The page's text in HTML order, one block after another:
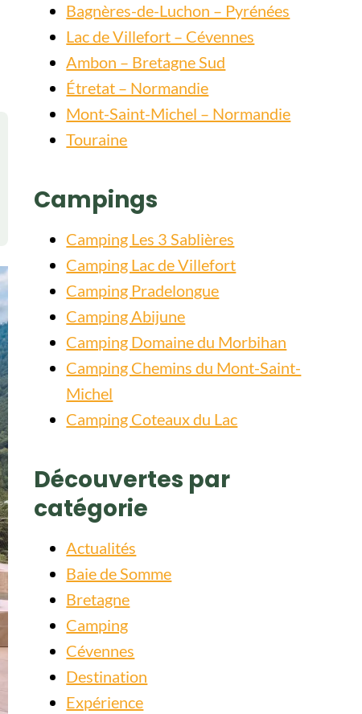
Bagnères-de-Luchon – Pyrénées
Lac de Villefort – Cévennes
Ambon – Bretagne Sud
Étretat – Normandie
Mont-Saint-Michel – Normandie
Touraine
Campings
Camping Les 3 Sablières
Camping Lac de Villefort
Camping Pradelongue
Camping Abijune
Camping Domaine du Morbihan
Camping Chemins du Mont-Saint-
Michel
Camping Coteaux du Lac
Découvertes par
catégorie
Actualités
Baie de Somme
Bretagne
Camping
Cévennes
Destination
Expérience